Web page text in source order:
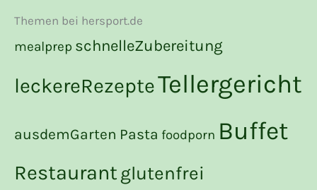
Themen bei hersport.de
mealprep schnelleZubereitung
leckereRezepteTellergericht
ausdemGarten Pasta foodporn Buffet
Restaurantglutenfrei